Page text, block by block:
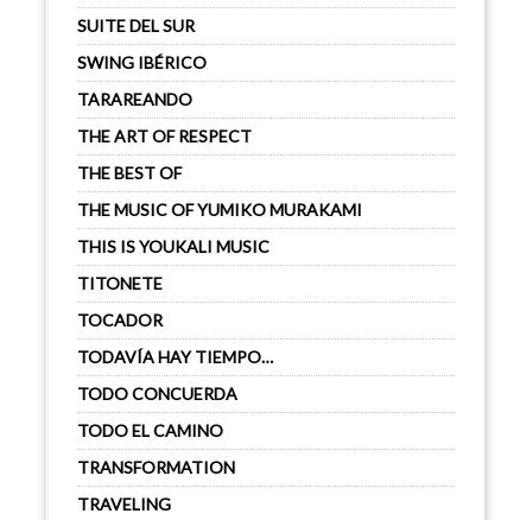
SUITE DEL SUR
SWING IBÉRICO
TARAREANDO
THE ART OF RESPECT
THE BEST OF
THE MUSIC OF YUMIKO MURAKAMI
THIS IS YOUKALI MUSIC
TITONETE
TOCADOR
TODAVÍA HAY TIEMPO…
TODO CONCUERDA
TODO EL CAMINO
TRANSFORMATION
TRAVELING